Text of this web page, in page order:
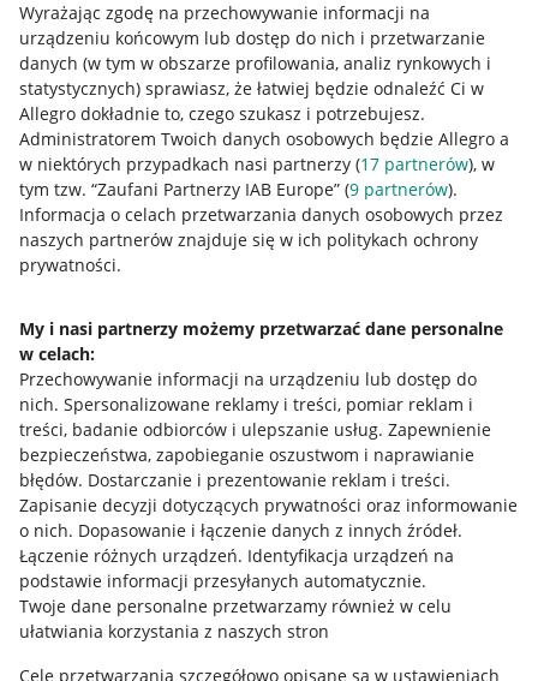
Wyrażając zgodę na przechowywanie informacji na
urządzeniu końcowym lub dostęp do nich i przetwarzanie
danych (w tym w obszarze profilowania, analiz rynkowych i
statystycznych) sprawiasz, że łatwiej będzie odnaleźć Ci w
Allegro dokładnie to, czego szukasz i potrzebujesz.
Administratorem Twoich danych osobowych będzie Allegro a
w niektórych przypadkach nasi partnerzy (17 partnerów), w
tym tzw. “Zaufani Partnerzy IAB Europe” (9 partnerów).
Informacja o celach przetwarzania danych osobowych przez
naszych partnerów znajduje się w ich politykach ochrony
prywatności.
My i nasi partnerzy możemy przetwarzać dane personalne
w celach:
Przechowywanie informacji na urządzeniu lub dostęp do
nich. Spersonalizowane reklamy i treści, pomiar reklam i
treści, badanie odbiorców i ulepszanie usług. Zapewnienie
bezpieczeństwa, zapobieganie oszustwom i naprawianie
błędów. Dostarczanie i prezentowanie reklam i treści.
Zapisanie decyzji dotyczących prywatności oraz informowanie
o nich. Dopasowanie i łączenie danych z innych źródeł.
Łączenie różnych urządzeń. Identyfikacja urządzeń na
podstawie informacji przesyłanych automatycznie.
Twoje dane personalne przetwarzamy również w celu
ułatwiania korzystania z naszych stron
Cele przetwarzania szczegółowo opisane są w ustawieniach
Przydatne informacje
Jak to działa
Allegro Gadane dla sprzedających
Allegro Gadane dla kupujących
Mapa miejscowości
Informacje prawne
Regulamin
Polityka plików "cookies"
Ustawienia plików "cookies"